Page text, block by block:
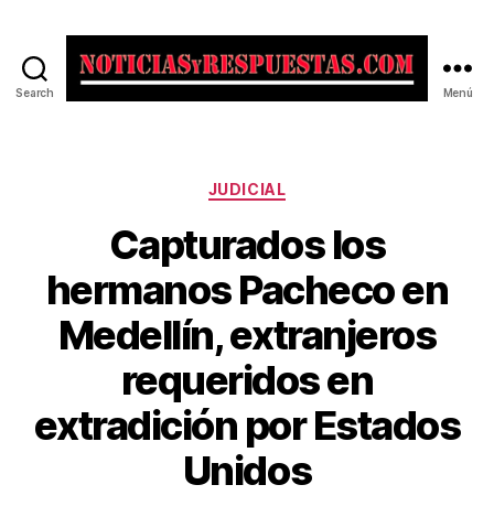
Search Menú
Categorías
JUDICIAL
Capturados los
hermanos Pacheco en
Medellín, extranjeros
requeridos en
extradición por Estados
Unidos